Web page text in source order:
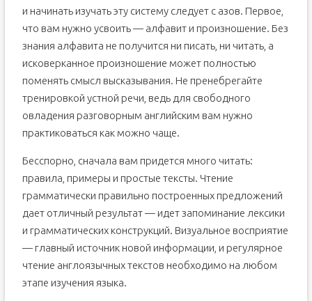
и начинать изучать эту систему следует с азов. Первое,
что вам нужно усвоить — алфавит и произношение. Без
знания алфавита не получится ни писать, ни читать, а
исковерканное произношение может полностью
поменять смысл высказывания. Не пренебрегайте
тренировкой устной речи, ведь для свободного
овладения разговорным английским вам нужно
практиковаться как можно чаще.
Бесспорно, сначала вам придется много читать:
правила, примеры и простые тексты. Чтение
грамматически правильно построенных предложений
дает отличный результат — идет запоминание лексики
и грамматических конструкций. Визуальное восприятие
— главный источник новой информации, и регулярное
чтение англоязычных текстов необходимо на любом
этапе изучения языка.